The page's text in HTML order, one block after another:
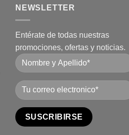
NEWSLETTER
Entérate de todas nuestras
promociones, ofertas y noticias.